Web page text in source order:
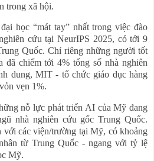
trong xã hội.
học “mát tay” nhất trong việc đào
cứu tại NeurIPS 2025, có tới 9
Quốc. Chỉ riêng những người tốt
đã chiếm tới 4% tổng số nhà nghiên
dung, MIT - tổ chức giáo dục hàng
vẹn 1%.
nỗ lực phát triển AI của Mỹ đang
nhà nghiên cứu gốc Trung Quốc.
với các viện/trường tại Mỹ, có khoảng
từ Trung Quốc - ngang với tỷ lệ
Mỹ.